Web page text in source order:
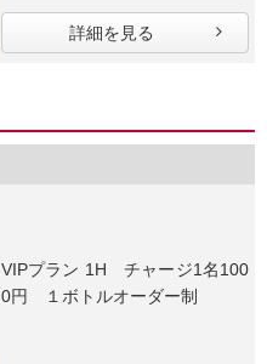
詳細を見る
VIPプラン 1H チャージ1名100
0円 １ボトルオーダー制